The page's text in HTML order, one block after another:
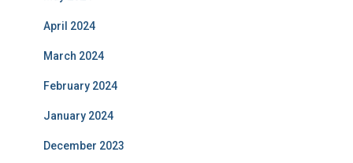
April 2024
March 2024
February 2024
January 2024
December 2023